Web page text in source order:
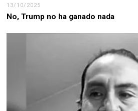
13/10/2025
No, Trump no ha ganado nada